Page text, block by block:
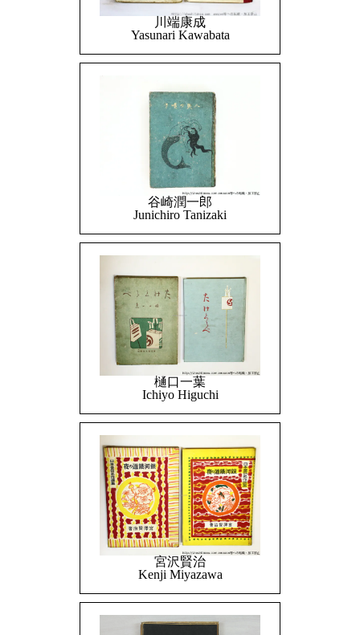
川端康成
Yasunari Kawabata
谷崎潤一郎
Junichiro Tanizaki
樋口一葉
Ichiyo Higuchi
宮沢賢治
Kenji Miyazawa